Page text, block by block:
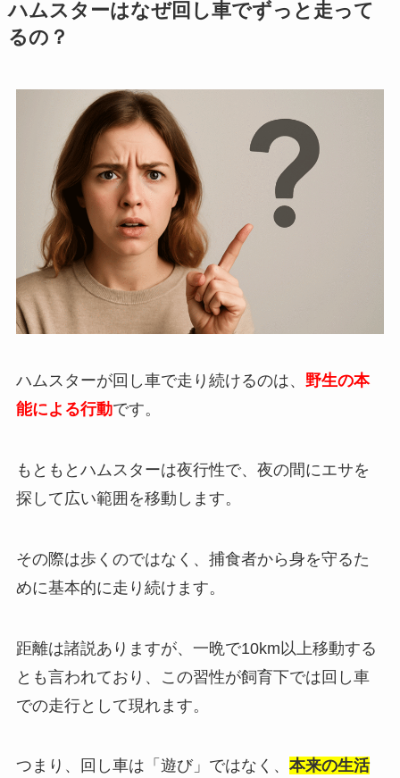
ハムスターはなぜ回し車でずっと走って
るの？
ハムスターが回し車で走り続けるのは、 野生の本
能による行動です。
もともとハムスターは夜行性で、夜の間にエサを
探して広い範囲を移動します。
その際は歩くのではなく、捕食者から身を守るた
めに基本的に走り続けます。
距離は諸説ありますが、一晩で10km以上移動する
とも言われており、この習性が飼育下では回し車
での走行として現れます。
つまり、回し車は「遊び」ではなく、 本来の生活